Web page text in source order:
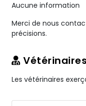
Aucune information
Merci de nous
précisions.
Vétérinaires
Les vétérinaires